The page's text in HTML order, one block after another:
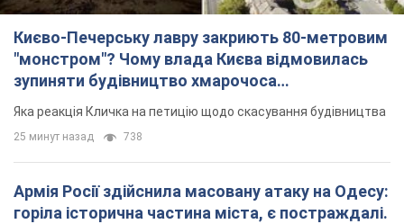
Києво-Печерську лавру закриють 80-метровим
"монстром"? Чому влада Києва відмовилась
зупиняти будівництво хмарочоса
"московського вірянина"
Яка реакція Кличка на петицію щодо скасування будівництва
25 минут назад 738
Армія Росії здійснила масовану атаку на Одесу:
горіла історична частина міста, є постраждалі.